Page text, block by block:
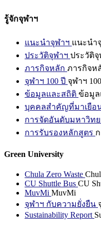
รู้จักจุฬาฯ
แนะนำจุฬาฯ แนะนำ
ประวัติจุฬาฯ ประวัติจุ
ภารกิจหลัก ภารกิจห
จุฬาฯ 100 ปี จุฬาฯ
ข้อมูลและสถิติ ข้อมูล
บุคคลสำคัญที่มาเยือ
การจัดอันดับมหาวิท
การรับรองหลักสูตร
Green University
Chula Zero Waste
CU Shuttle Bus CU
MuvMi MuvMi
จุฬาฯ กับความยั่งยืน
Sustainability Report